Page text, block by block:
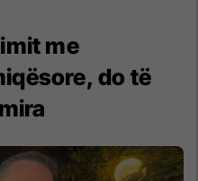
me
do të